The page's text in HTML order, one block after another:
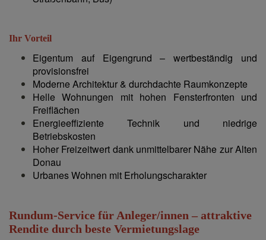
Ihr Vorteil
Eigentum auf Eigengrund – wertbeständig und
provisionsfrei
Moderne Architektur & durchdachte Raumkonzepte
Helle Wohnungen mit hohen Fensterfronten und
Freiflächen
Energieeffiziente Technik und niedrige
Betriebskosten
Hoher Freizeitwert dank unmittelbarer Nähe zur Alten
Donau
Urbanes Wohnen mit Erholungscharakter
Rundum-Service für Anleger/innen – attraktive
Rendite durch beste Vermietungslage